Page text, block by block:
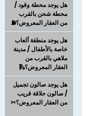
هل يوجد محطة وقود /
محطة شحن بالقرب
من العقار المعروض؟⛽
هل يوجد منطقة ألعاب
خاصة بالأطفال / مدينة
ملاهي بالقرب من
العقار المعروض؟🛝
هل يوجد صالون تجميل
/ صالون حلاقة قريب
من العقار المعروض؟✂